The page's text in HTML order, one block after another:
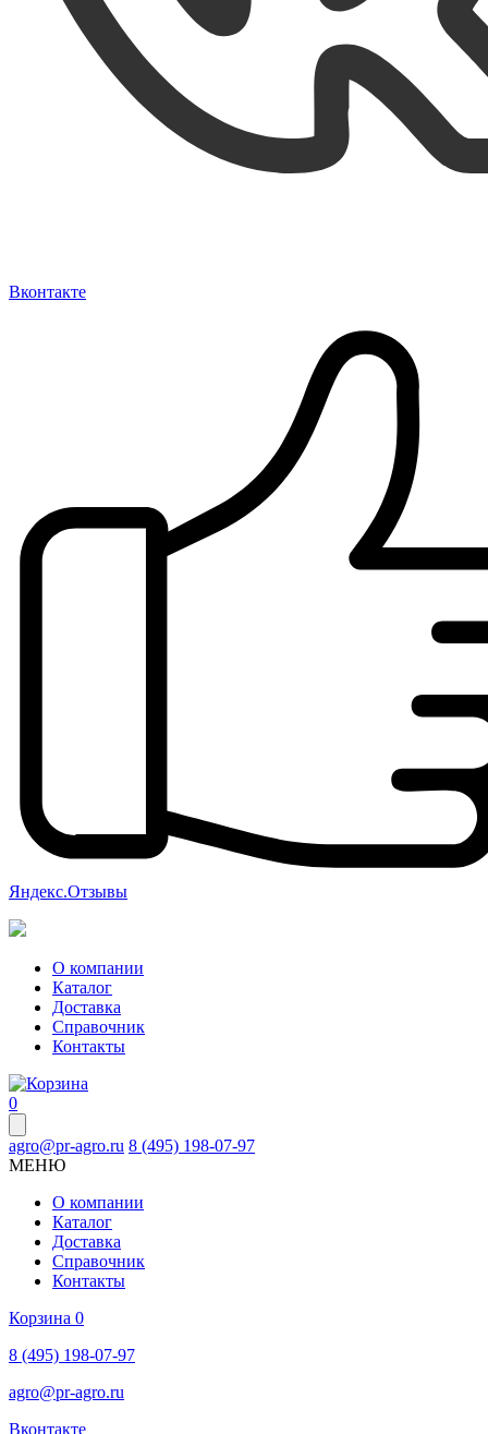
Вконтакте
Яндекс.Отзывы
О компании
Каталог
Доставка
Справочник
Контакты
0
agro@pr-agro.ru 8 (495) 198-07-97
МЕНЮ
О компании
Каталог
Доставка
Справочник
Контакты
Корзина 0
8 (495) 198-07-97
agro@pr-agro.ru
Вконтакте